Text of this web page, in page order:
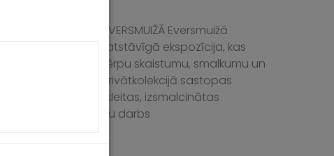
KĀZU TĒRPU STĀSTS EVERSMUIŽĀ Eversmuižā
apskatāma īpaša patstāvīgā ekspozīcija, kas
aicina iepazīt kāzu tērpu skaistumu, smalkumu un
šūšanas tradīcijas. Privātkolekcijā sastopas
dažādu laiku līgavu kleitas, izsmalcinātas
mežģīnes, rūpīgs roku darbs